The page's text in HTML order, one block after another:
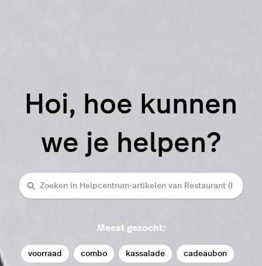
Hoi, hoe kunnen
we je helpen?
Zoeken
Meest gezocht:
voorraad combo kassalade cadeaubon